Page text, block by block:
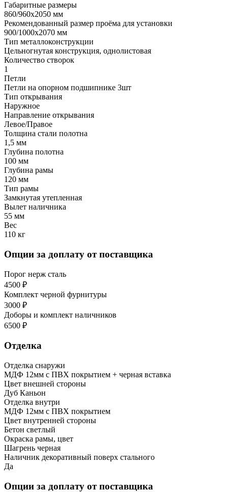
Габаритные размеры
860/960х2050 мм
Рекомендованный размер проёма для установки
900/1000х2070 мм
Тип металлоконструкции
Цельногнутая конструкция, однолистовая
Количество створок
1
Петли
Петли на опорном подшипнике 3шт
Тип открывания
Наружное
Направление открывания
Левое/Правое
Толщина стали полотна
1,5 мм
Глубина полотна
100 мм
Глубина рамы
120 мм
Тип рамы
Замкнутая утепленная
Вылет наличника
55 мм
Вес
110 кг
Опции за доплату от поставщика
Порог нерж сталь
4500 ₽
Комплект черной фурнитуры
3000 ₽
Доборы и комплект наличников
6500 ₽
Отделка
Отделка снаружи
МДФ 12мм с ПВХ покрытием + черная вставка
Цвет внешней стороны
Дуб Каньон
Отделка внутри
МДФ 12мм с ПВХ покрытием
Цвет внутренней стороны
Бетон светлый
Окраска рамы, цвет
Шагрень черная
Наличник декоративный поверх стального
Да
Опции за доплату от поставщика